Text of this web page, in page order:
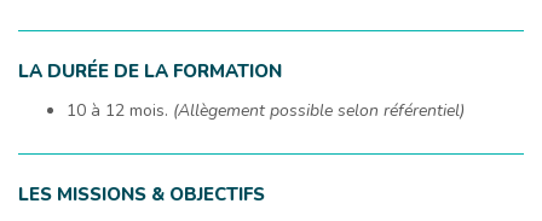
LA DURÉE DE LA FORMATION
10 à 12 mois. (Allègement possible selon référentiel)
LES MISSIONS & OBJECTIFS